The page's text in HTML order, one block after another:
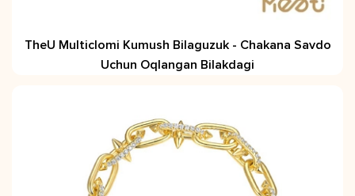
TheU Multiclomi Kumush Bilaguzuk - Chakana Savdo
Uchun Oqlangan Bilakdagi